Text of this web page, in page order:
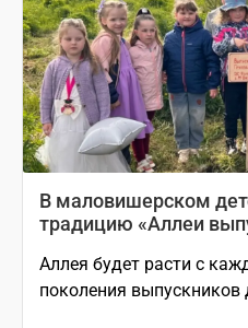
В маловишерском
традицию «Аллеи
Аллея будет расти с
поколения выпускников